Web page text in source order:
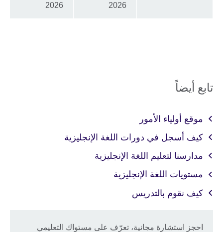
2026
2026
تابع أيضاً
موقع أولياء الأمور
كيف أسجل في دورات اللغة الإنجليزية
مدارسنا لتعليم اللغة الإنجليزية
مستويات اللغة الإنجليزية
كيف نقوم بالتدريس
احجز استشارة مجانية، تعرّف على مستواك التعليمي